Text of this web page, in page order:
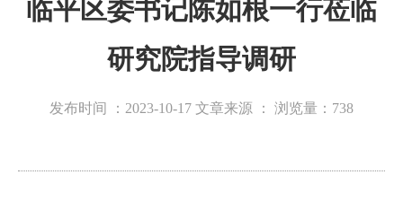
临平区委书记陈如根一行莅临
研究院指导调研
发布时间 ：2023-10-17 文章来源 ： 浏览量： 738